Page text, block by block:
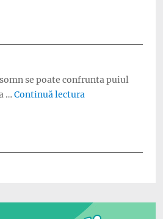
se poate confrunta puiul
… Continuă lectura